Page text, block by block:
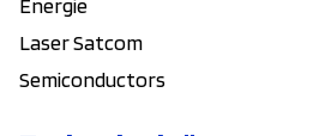
Energie
Laser Satcom
Semiconductors